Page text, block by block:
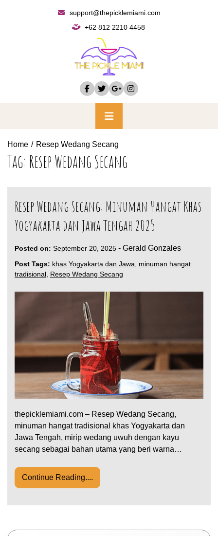
support@thepicklemiami.com
+62 812 2210 4458
Primary
Menu
Home Resep Wedang Secang
Tag: Resep Wedang Secang
Resep Wedang Secang: Minuman Hangat Khas
Yogyakarta dan Jawa Tengah 2025
Posted on: September 20, 2025 - Gerald Gonzales
Post Tags: khas Yogyakarta dan Jawa, minuman hangat
tradisional, Resep Wedang Secang
thepicklemiami.com – Resep Wedang Secang,
minuman hangat tradisional khas Yogyakarta dan
Jawa Tengah, mirip wedang uwuh dengan kayu
secang sebagai bahan utama yang beri warna…
Continue Reading....